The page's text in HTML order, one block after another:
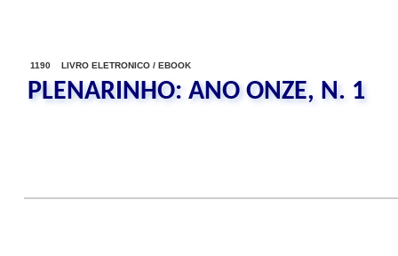
1190 LIVRO ELETRONICO / EBOOK
PLENARINHO: ANO ONZE, N. 1